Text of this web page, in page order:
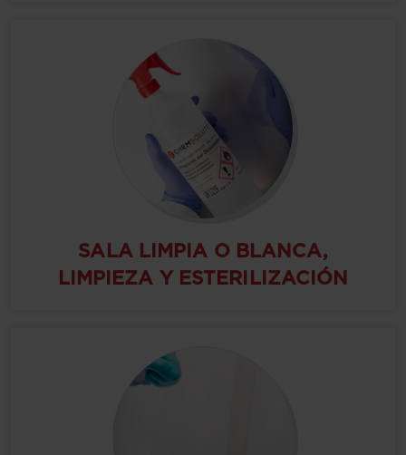
SALA LIMPIA O BLANCA,
LIMPIEZA Y ESTERILIZACIÓN